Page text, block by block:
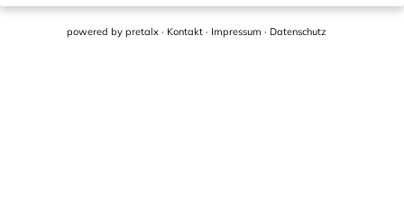
powered by pretalx · Kontakt · Impressum · Datenschutz